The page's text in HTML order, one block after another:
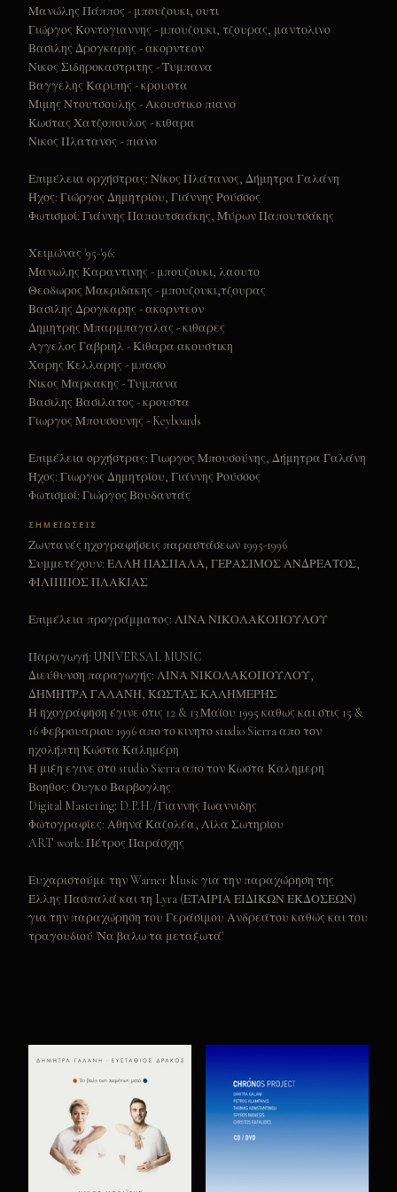
07ΠΕΣ ΠΩΣ Μ΄ ΑΝΤΑΜΩΣΕΣ
08ΔΕΝ ΕΙΣΑΙ ΕΔΩ
09ΚΑΙΓΟΜΑΙ, ΚΑΙΓΟΜΑΙ
ΘΑΛΑΣΣΑ ΠΛΑΤΙΑ
ΕΦΤΑ ΤΡΑΓΟΥΔΙΑ ΘΑ ΣΟΥ ΠΩ
12ΧΑΣΑΠΙΚΟ 40
13ΠΗΡΕΣ ΤΟ ΜΕΓΑΛΟ ΔΡΟΜΟ
14ΤΑ ΤΡΕΝΑ ΠΟΥ ΦΥΓΑΝ
ΠΗΡΑ ΑΠ΄ ΤΟ ΧΕΡΙ ΣΟΥ ΝΕΡΟ
ΔΕΝ ΞΕΡΩ ΠΟΣΟ Σ΄ ΑΓΑΠΩ
17ΜΑΤΙΑ ΒΟΥΡΚΩΜΕΝΑ
18ΑΠΟΨΕ ΣΤΙΣ ΑΚΡΟΓΙΑΛΙΕΣ
19ΠΡΙΝ ΤΟ ΧΑΡΑΜΑ ΜΟΝΑΧΟΣ
Μανώλης Πάππος - μπουζουκι, ουτι
Γιώργος Κοντογιαννης - μπουζουκι, τζουρας, μαντολινο
Βασιλης Δρογκαρης - ακορντεον
Νικος Σιδηροκαστριτης - Τυμπανα
Βαγγελης Καριπης - κρουστα
Μιμης Ντουτσουλης - Ακουστικο πιανο
Κωστας Χατζοπουλος - κιθαρα
Νικος Πλατανος - πιανο
Επιμέλεια ορχήστρας: Νίκος Πλάτανος, Δήμητρα Γαλάνη
Ήχος: Γιώργος Δημητρίου, Γιάννης Ρούσσος
Φωτισμοί: Γιάννης Παπουτσαάκης, Μύρων Παπουτσάκης
Χειμώνας '95-'96:
Μανωλης Καραντινης - μπουζουκι, λαουτο
Θεοδωρος Μακριδακης - μπουζουκι,τζουρας
Βασιλης Δρογκαρης - ακορντεον
Δημητρης Μπαρμπαγαλας - κιθαρες
Αγγελος Γαβριηλ - Κιθαρα ακουστικη
Χαρης Κελλαρης - μπασο
Νικος Μαρκακης - Τυμπανα
Βασιλης Βασιλατος - κρουστα
Γιωργος Μπουσουνης - Keyboards
Επιμέλεια ορχήστρας: Γιωργος Μπουσούνης, Δήμητρα Γαλάνη
Ήχος: Γιωργος Δημητρίου, Γιάννης Ρούσσος
Φωτισμοί: Γιώργος Βουδαντάς
ΣΗΜΕΙΩΣΕΙΣ
Ζωντανές ηχογραφήσεις παραστάσεων 1995-1996
Συμμετέχουν: ΕΛΛΗ ΠΑΣΠΑΛΑ, ΓΕΡΑΣΙΜΟΣ ΑΝΔΡΕΑΤΟΣ,
ΦΙΛΙΠΠΟΣ ΠΛΑΚΙΑΣ
Επιμέλεια προγράμματος: ΛΙΝΑ ΝΙΚΟΛΑΚΟΠΟΥΛΟΥ
Παραγωγή: UNIVERSAL MUSIC
Διεύθυνση παραγωγής: ΛΙΝΑ ΝΙΚΟΛΑΚΟΠΟΥΛΟΥ,
ΔΗΜΗΤΡΑ ΓΑΛΑΝΗ, ΚΩΣΤΑΣ ΚΑΛΗΜΕΡΗΣ
Η ηχογράφηση έγινε στις 12 & 13 Μαϊου 1995 καθως και στις 15 &
16 Φεβρουαριου 1996 απο το κινητο studio Sierra απο τον
ηχολήπτη Κώστα Καλημέρη
Η μιξη εγινε στο studio Sierra απο τον Κωστα Καλημερη
Βοηθος: Ουγκο Βαρβογλης
Digital Mastering: D.P.H./Γιαννης Ιωαννιδης
Φωτογραφίες: Αθηνά Καζολέα, Λίλα Σωτηρίου
ART work: Πέτρος Παράσχης
Ευχαριστούμε την Warner Music για την παραχώρηση της
Έλλης Πασπαλά και τη Lyra (ΕΤΑΙΡΙΑ ΕΙΔΙΚΩΝ ΕΚΔΟΣΕΩΝ)
για την παραχώρηση του Γεράσιμου Ανδρεάτου καθώς και του
τραγουδιού 'Να βαλω τα μεταξωτά'